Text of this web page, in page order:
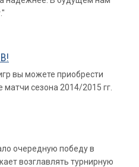
вы можете приобрести
сезона 2014/2015 гг.
очередную победу в
возглавлять турнирную